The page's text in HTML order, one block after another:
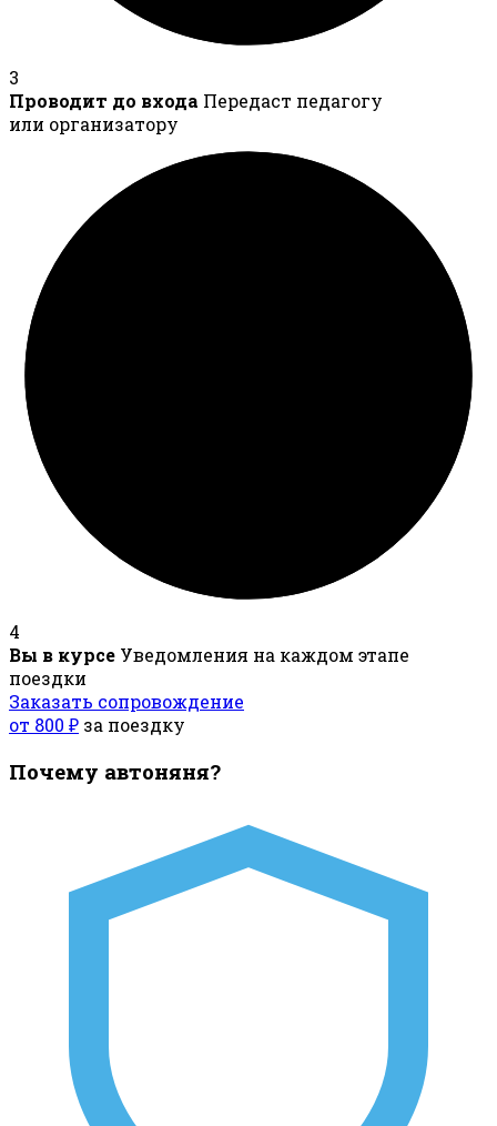
3
Проводит до входа Передаст педагогу
или организатору
4
Вы в курсе Уведомления на каждом этапе
поездки
Заказать сопровождение
от 800 ₽ за поездку
Почему автоняня?